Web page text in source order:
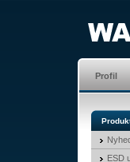
Profil
ESD